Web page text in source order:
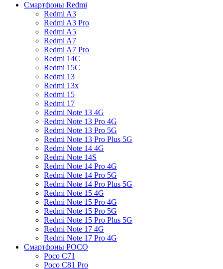
Смартфоны Redmi
Redmi A3
Redmi A3 Pro
Redmi A5
Redmi A7
Redmi A7 Pro
Redmi 14C
Redmi 15C
Redmi 13
Redmi 13x
Redmi 15
Redmi 17
Redmi Note 13 4G
Redmi Note 13 Pro 4G
Redmi Note 13 Pro 5G
Redmi Note 13 Pro Plus 5G
Redmi Note 14 4G
Redmi Note 14S
Redmi Note 14 Pro 4G
Redmi Note 14 Pro 5G
Redmi Note 14 Pro Plus 5G
Redmi Note 15 4G
Redmi Note 15 Pro 4G
Redmi Note 15 Pro 5G
Redmi Note 15 Pro Plus 5G
Redmi Note 17 4G
Redmi Note 17 Pro 4G
Смартфоны POCO
Poco C71
Poco C81 Pro